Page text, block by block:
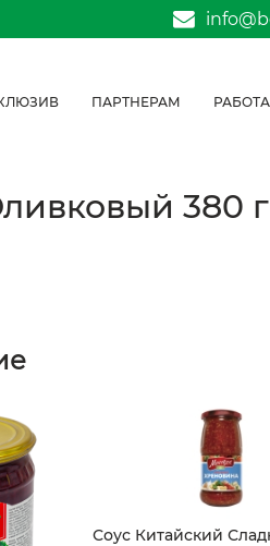
ПАРТНЕРАМ РАБОТА
380
Соус Китайский